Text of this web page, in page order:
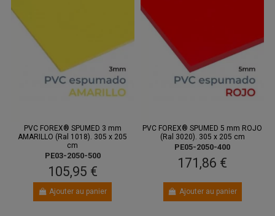
PVC FOREX® SPUMED 3 mm
AMARILLO (Ral 1018). 305 x 205
cm
PE03-2050-500
105,95 €
Ajouter au panier
PVC FOREX® SPUMED 5 mm ROJO
(Ral 3020). 305 x 205 cm
PE05-2050-400
171,86 €
Ajouter au panier